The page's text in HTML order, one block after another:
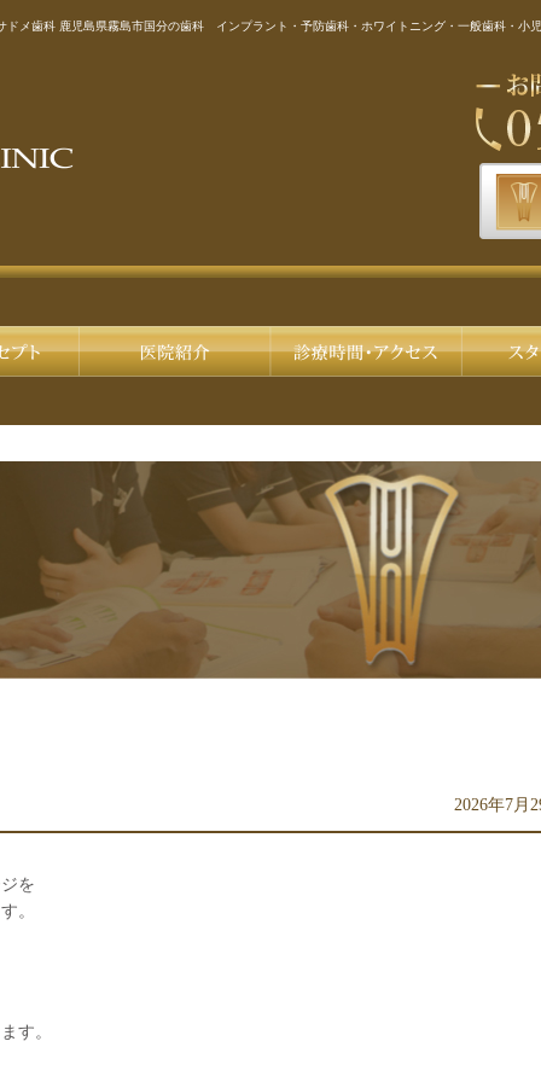
ドメ歯科 鹿児島県霧島市国分の歯科 インプラント・予防歯科・ホワイトニング・一般歯科・小
2026年7月
を
。
す。